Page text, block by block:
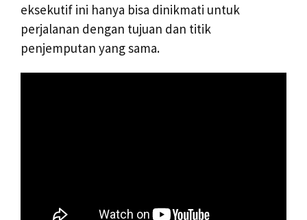
eksekutif ini hanya bisa dinikmati untuk
perjalanan dengan tujuan dan titik
penjemputan yang sama.